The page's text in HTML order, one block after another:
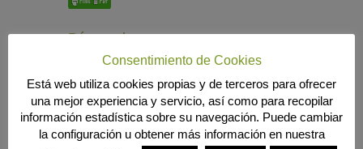
Búsqueda
MENÚ PRINCIPAL
INICIO
Consentimiento de Cookies
Está web utiliza cookies propias y de terceros para ofrecer
una mejor experiencia y servicio, así como para recopilar
información estadística sobre su navegación. Puede cambiar
la configuración u obtener más información en nuestra